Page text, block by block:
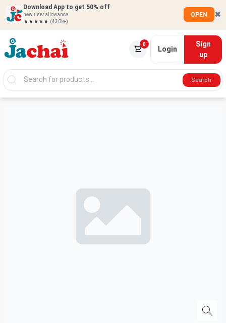
Download App to get 50% off
new user allowance
★★★★★ (430k+)
OPEN ✖
0
Login
Sign
up
Search